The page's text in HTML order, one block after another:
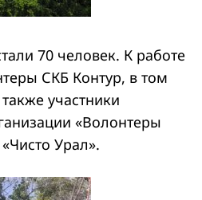
70 человек. К работе
СКБ Контур, в том
участники
«Волонтеры
Урал».